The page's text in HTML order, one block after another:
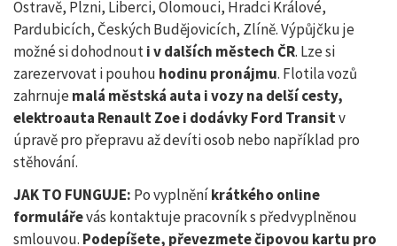
Ostravě, Plzni, Liberci, Olomouci, Hradci Králové,
Pardubicích, Českých Budějovicích, Zlíně. Výpůjčku je
možné si dohodnouti v dalších městech ČR. Lze si
zarezervovat i pouhou hodinu pronájmu. Flotila vozů
zahrnujemalá městská auta i vozy na delší cesty,
elektroauta Renault Zoe i dodávky Ford Transitv
úpravě pro přepravu až devíti osob nebo například pro
stěhování.
JAK TO FUNGUJE: Po vyplněníkrátkého online
formulářevás kontaktuje pracovník s předvyplněnou
smlouvou. Podepíšete, převezmete čipovou kartu pro